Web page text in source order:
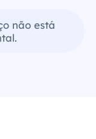
não está